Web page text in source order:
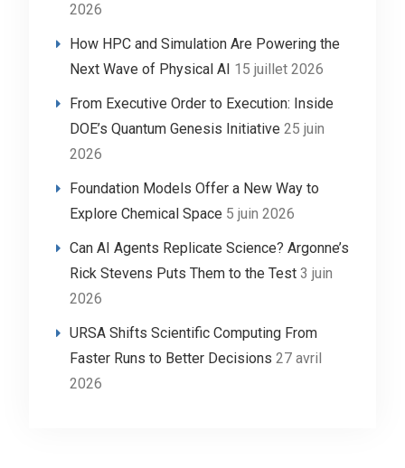
2026
How HPC and Simulation Are Powering the
Next Wave of Physical AI 15 juillet 2026
From Executive Order to Execution: Inside
DOE’s Quantum Genesis Initiative 25 juin
2026
Foundation Models Offer a New Way to
Explore Chemical Space 5 juin 2026
Can AI Agents Replicate Science? Argonne’s
Rick Stevens Puts Them to the Test 3 juin
2026
URSA Shifts Scientific Computing From
Faster Runs to Better Decisions 27 avril
2026